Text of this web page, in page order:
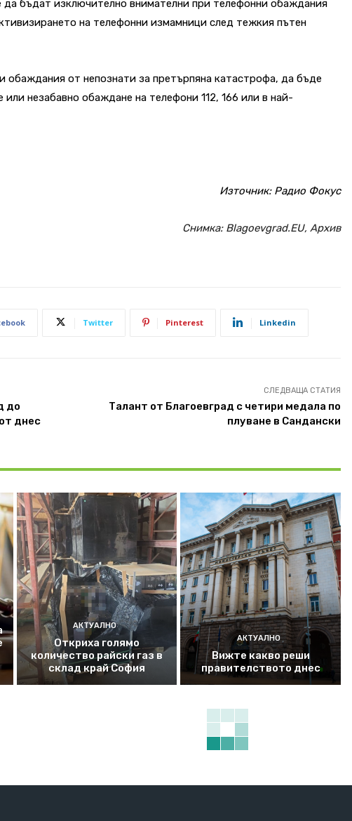
бъдат изключително внимателни при телефонни обаждания
на телефонни измамници след тежкия пътен
обаждания от непознати за претърпяна катастрофа, да бъде
или незабавно обаждане на телефони 112, 166 или в най-
Източник: Радио Фокус
Снимка: Blagoevgrad.EU, Архив
Twitter Pinterest Linkedin
до
днес
СЛЕДВАЩА СТАТИЯ
Талант от Благоевград с четири медала по
плуване в Сандански
АКТУАЛНО
Откриха голямо
количество райски газ в
склад край София
АКТУАЛНО
Вижте какво реши
правителството днес